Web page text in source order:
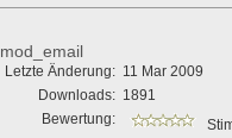
mod_email
Letzte Änderung: 11 Mar 2009
Downloads: 1891
Bewertung: